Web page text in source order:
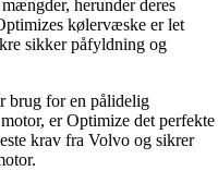
herunder deres
kølervæske er let
sikker påfyldning og
brug for en pålidelig
er Optimize det perfekte
krav fra Volvo og sikrer